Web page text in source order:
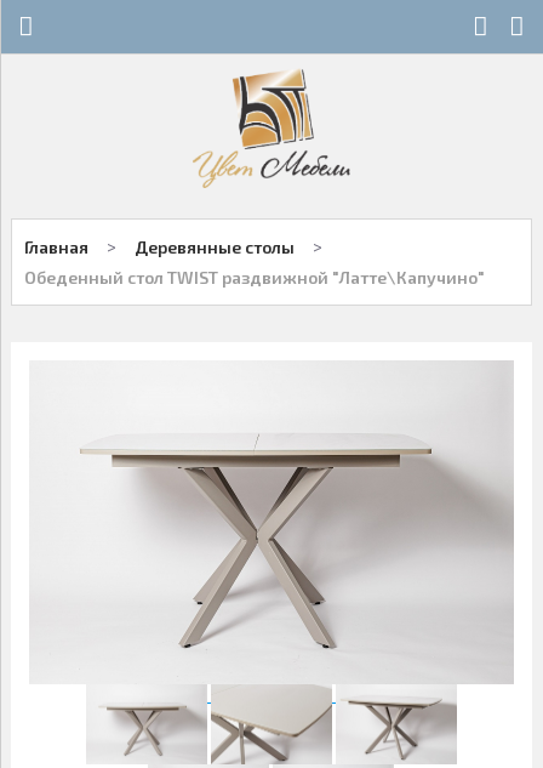
Многоканальный
Написать нам
Заказы принимаются
ДЕРЕВЯННЫЕ СТОЛЫ
ОБЕДЕННЫЕ ГРУППЫ
СТУЛЬЯ НА МЕТАЛЛОКАРКАСЕ
ДЕРЕВЯННЫЕ СТУЛЬЯ
САДОВАЯ МЕБЕЛЬ
Главная > Деревянные столы >
Обеденный стол TWIST раздвижной "Латте\Капучино"